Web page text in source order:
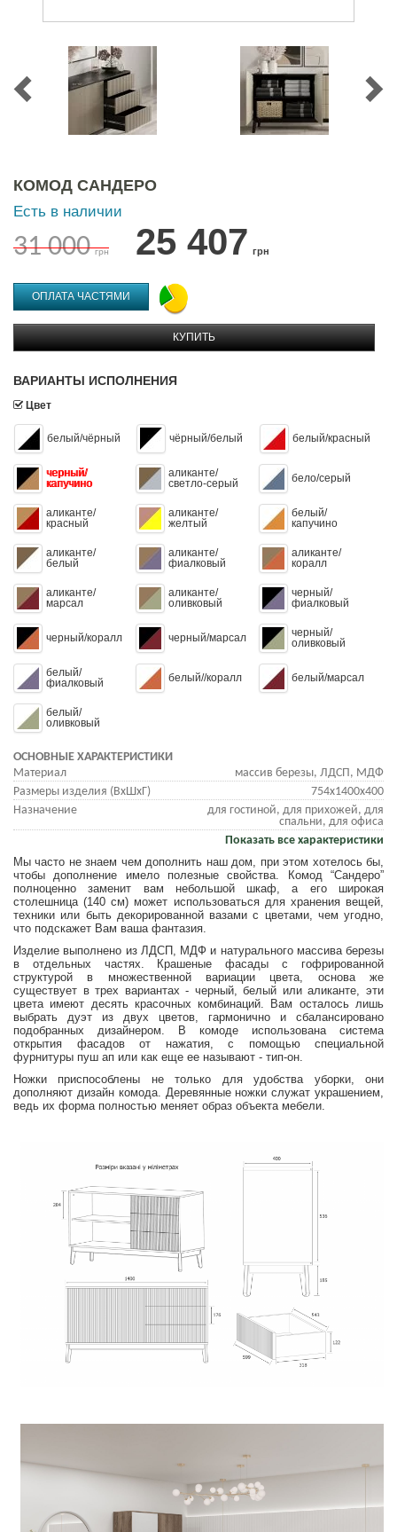
КОМОД САНДЕРО
Есть в наличии
31 000 грн 25 407 грн
ОПЛАТА ЧАСТЯМИ
КУПИТЬ
ВАРИАНТЫ ИСПОЛНЕНИЯ
Цвет
белый/чёрный чёрный/белый белый/красный
черный/
капучино
аликанте/
светло-серый
бело/серый
аликанте/
красный
аликанте/
желтый
белый/
капучино
аликанте/
белый
аликанте/
фиалковый
аликанте/
коралл
аликанте/
марсал
аликанте/
оливковый
черный/
фиалковый
черный/коралл черный/марсал
черный/
оливковый
белый/
фиалковый
белый//коралл белый/марсал
белый/
оливковый
ОСНОВНЫЕ ХАРАКТЕРИСТИКИ
Материал
массив березы, ЛДСП, МДФ
Размеры изделия (ВхШхГ)
754х1400х400
Назначение
для гостиной, для прихожей, для
спальни, для офиса
Показать все характеристики
Мы часто не знаем чем дополнить наш дом, при этом хотелось бы,
чтобы дополнение имело полезные свойства. Комод “Сандеро”
полноценно заменит вам небольшой шкаф, а его широкая
столешница (140 см) может использоваться для хранения вещей,
техники или быть декорированной вазами с цветами, чем угодно,
что подскажет Вам ваша фантазия.
Изделие выполнено из ЛДСП, МДФ и натурального массива березы
в отдельных частях. Крашеные фасады с гофрированной
структурой в множественной вариации цвета, основа же
существует в трех вариантах - черный, белый или аликанте, эти
цвета имеют десять красочных комбинаций. Вам осталось лишь
выбрать дуэт из двух цветов, гармонично и сбалансировано
подобранных дизайнером. В комоде использована система
открытия фасадов от нажатия, с помощью специальной
фурнитуры пуш ап или как еще ее называют - тип-он.
Ножки приспособлены не только для удобства уборки, они
дополняют дизайн комода. Деревянные ножки служат украшением,
ведь их форма полностью меняет образ объекта мебели.